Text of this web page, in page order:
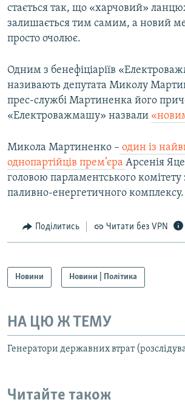
стається так, що «харчовий»
залишається тим самим, а новий
просто очолює.
Одним з бенефіціаріїв
називають депутата Миколу
прес-службі Мартиненка його
«Електроважмашу» назвали
Микола Мартиненко – один із
однопартійців прем’єра Арсенія
головою парламентського комітету
паливно-енергетичного комплексу.
Поділитись Читати без VPN
Новини Новини | Політика
НА ЦЮ Ж ТЕМУ
Генератори державних втрат
Читайте також